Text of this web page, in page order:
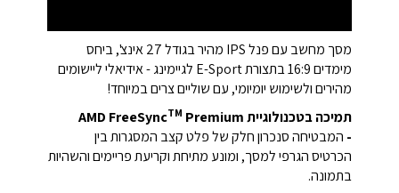
מסך מחשב עם פנל IPS מהיר בגודל 27 אינצ', ביחס
מימדים 16:9 בתצורת E-Sport לגיימינג - אידיאלי ליישומים
מהירים ולשימוש יומיומי, עם שוליים צרים במיוחד!
תמיכה בטכנולוגיית AMD FreeSync
TM Premium
- המבטיחה סנכרון חלק של פלט קצב המסגרות בין
הכרטיס הגרפי למסך, ומונע מתיחת וקריעת פריימים והשהיות
בתמונה.